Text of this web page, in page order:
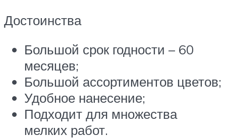
Достоинства
Большой срок годности – 60
месяцев;
Большой ассортиментов цветов;
Удобное нанесение;
Подходит для множества
мелких работ.